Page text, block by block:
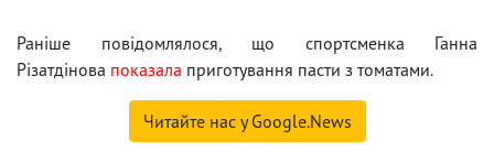
Раніше повідомлялося, що спортсменка Ганна
Різатдінова показала приготування пасти з томатами.
Читайте нас у Google.News